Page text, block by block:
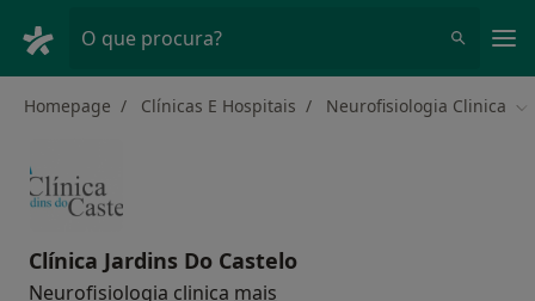
O que procura?
Homepage Clínicas E Hospitais Neurofisiologia Clinica
Clínica Jardins Do Castelo
Neurofisiologia clinica mais